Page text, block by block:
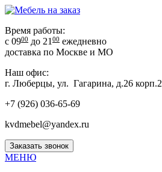
Время работы:
с 0900 до 21 00 ежедневно
доставка по Москве и МО
Наш офис:
г. Люберцы, ул. Гагарина, д.26 корп.2
+7 (926) 036-65-69
kvdmebel@yandex.ru
Заказать звонок
МЕНЮ